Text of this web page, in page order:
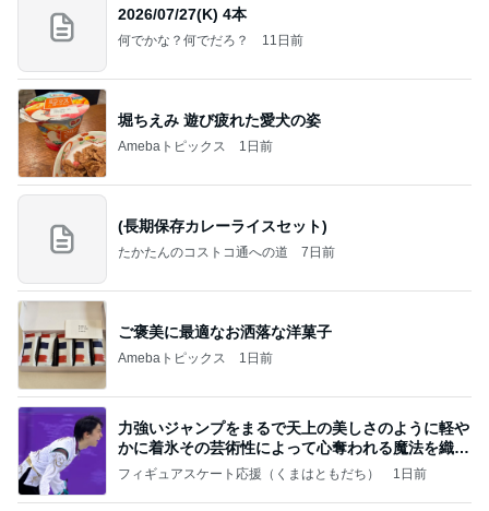
2026/07/27(K) 4本
何でかな？何でだろ？ 11日前
堀ちえみ 遊び疲れた愛犬の姿
Amebaトピックス 1日前
(長期保存カレーライスセット)
たかたんのコストコ通への道 7日前
ご褒美に最適なお洒落な洋菓子
Amebaトピックス 1日前
力強いジャンプをまるで天上の美しさのように軽や
かに着氷その芸術性によって心奪われる魔法を織り
なす
フィギュアスケート応援（くまはともだち） 1日前